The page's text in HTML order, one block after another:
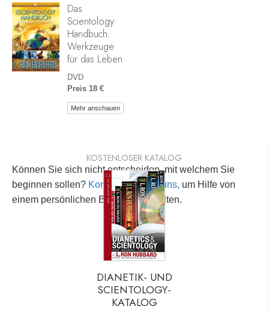
Das
Scientology
Handbuch:
Werkzeuge
für das Leben
DVD
Preis 18 €
Mehr anschauen
Können Sie sich nicht entscheiden, mit welchem Sie
beginnen sollen? Kontaktieren Sie uns, um Hilfe von
einem persönlichen Berater zu erhalten.
KOSTENLOSER KATALOG
DIANETIK- UND
SCIENTOLOGY-
KATALOG